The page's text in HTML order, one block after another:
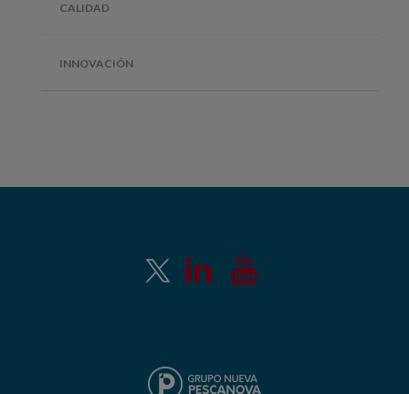
CALIDAD
INNOVACIÓN